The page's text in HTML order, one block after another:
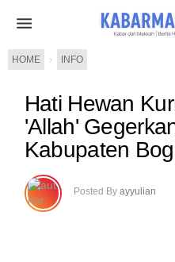
HOME › INFO
Hati Hewan
'Allah'
Kabupaten
Posted By ayyulian